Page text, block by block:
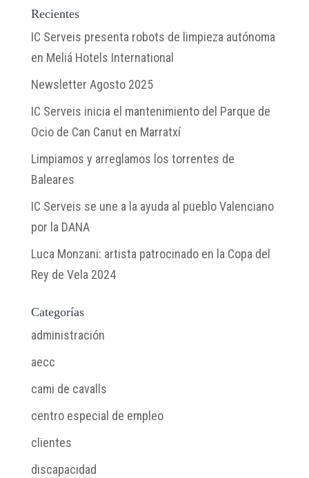
Recientes
IC Serveis presenta robots de limpieza autónoma
en Meliá Hotels International
Newsletter Agosto 2025
IC Serveis inicia el mantenimiento del Parque de
Ocio de Can Canut en Marratxí
Limpiamos y arreglamos los torrentes de
Baleares
IC Serveis se une a la ayuda al pueblo Valenciano
por la DANA
Luca Monzani: artista patrocinado en la Copa del
Rey de Vela 2024
Categorías
administración
aecc
cami de cavalls
centro especial de empleo
clientes
discapacidad